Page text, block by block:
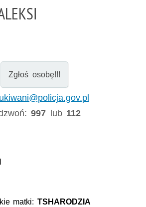
Zgłoś osobę!!!
997 lub 112
matki: TSHARODZIA